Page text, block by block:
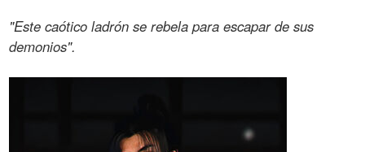
"Este caótico ladrón se rebela para escapar de sus
demonios".